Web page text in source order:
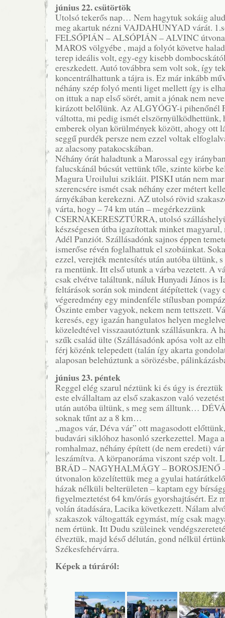
június 22. csütörtök
Utolsó tekerős nap… Nem hagytuk sokáig
meg akartuk nézni VAJDAHUNYAD várát.
FELSŐPIÁN – ALSÓPIÁN – ALVINC
MAROS völgyébe , majd a folyót követve
terep ideális volt, egy-egy kisebb
ereszkedett. Autó továbbra sem volt sok, így
koncentrálhattunk a tájra is. Ez már inkább
néhány szép folyó menti liget mellett így is
on ittuk a nap első sörét, amit a jónak nem
kirázott belőlünk. Az ALGYÓGY-i pihenőnél
váltotta, mi pedig ismét elszörnyülködhettünk,
emberek olyan körülmények között, ahogy ott
seggű purdék persze nem ezzel voltak
az alacsony patakocskában.
Néhány órát haladtunk a Marossal egy
falucskánál búcsút vettünk tőle, szinte körbe
Magura Uroilului szikláit. PISKI után nem
szerencsére ismét csak néhány ezer métert
árnyékában kerekezni. AZ utolsó rövid
várta, hogy – 74 km után – megérkezzünk
CSERNAKERESZTÚRRA, utolsó
készségesen útba igazítottak minket
Adél Panziót. Szállásadónk sajnos éppen
ismerőse révén foglalhattuk el szobáinkat.
ezzel, verejték mentesítés után autóba
ra mentünk. Itt első utunk a várba vezetett. A
csak elvétve találtunk, náluk Hunyadi János is
feltárások során sok mindent átépítettek (vagy
végeredmény egy mindenféle stílusban
Őszinte ember vagyok, nekem nem tettszett.
keresés, egy igazán hangulatos helyen
közeledtével visszaautóztunk szállásunkra. A
szűk család ülte (Szállásadónk apósa volt az
férj közénk telepedett (talán így akarta
alaposan belehúztunk a sörözésbe,
június 23. péntek
Reggel elég szarul néztünk ki és úgy is
este elvállaltam az első szakaszon való
után autóba ültünk, s meg sem álltunk…
soknak tűnt az a 8 km…
„magos vár, Déva vár” ott magasodott
budavári siklóhoz hasonló szerkezettel. Maga
romhalmaz, néhány épített (de nem eredeti)
leszámítva. A körpanoráma viszont szép volt.
BRÁD – NAGYHALMÁGY – BOROSJENŐ
útvonalon közelítettük meg a gyulai
házak nélküli belterületen – kaptam egy
figyelmeztetést 64 km/órás gyorshajtásért. Ez
volán átadására, Lacika következett. Nálam
szakaszok váltogatták egymást, míg csak
nem értünk. Itt Dudu szüleinek
élveztük, majd késő délután, gond nélkül
Székesfehérvárra.
Képek a túráról: